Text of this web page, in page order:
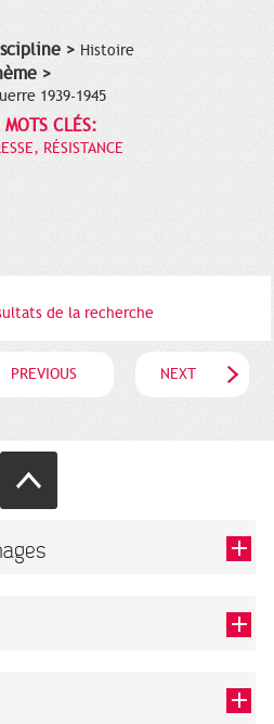
> Histoire
>
1939-1945
MOTS CLÉS:
RÉSISTANCE
de la recherche
PREVIOUS NEXT